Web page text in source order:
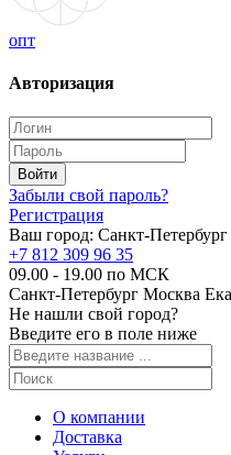
опт
Авторизация
Забыли свой пароль?
Регистрация
Ваш город: Санкт-Петербург
+7 812 309 96 35
09.00 - 19.00 по МСК
Санкт-Петербург Москва
Не нашли свой город?
Введите его в поле ниже
О компании
Доставка